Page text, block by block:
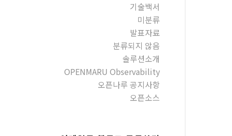
기술백서
미분류
발표자료
분류되지 않음
솔루션소개
OPENMARU Observability
오픈나루 공지사항
오픈소스